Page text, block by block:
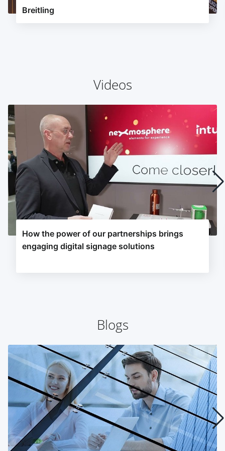
Breitling
Videos
How the power of our partnerships brings
engaging digital signage solutions
Blogs